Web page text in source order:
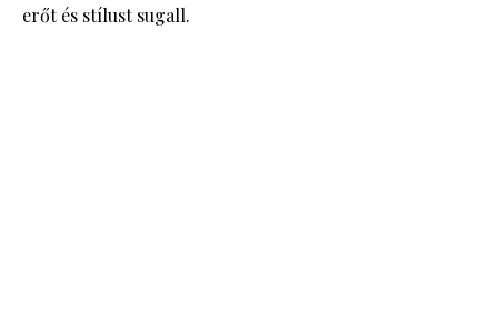
erőt és stílust sugall.